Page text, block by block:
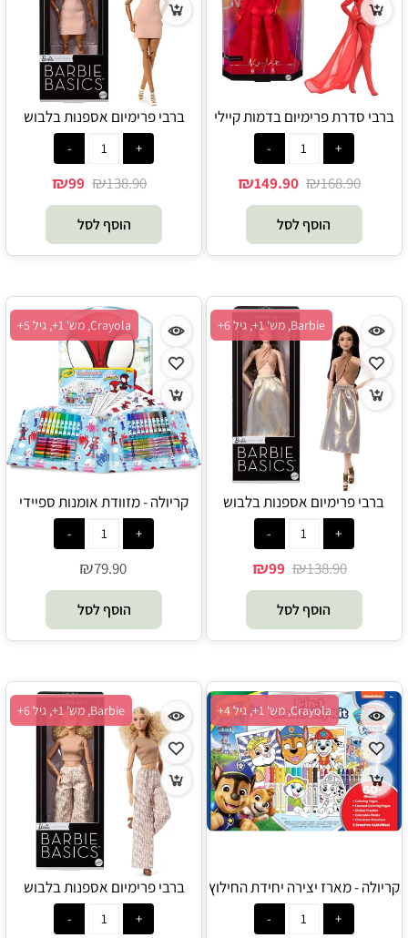
ברבי סדרת פרימיום בדמות קיילי
מינוג - Barbie
₪168.90
₪149.90
הוסף לסל
ברבי פרימיום אספנות בלבוש
אופנתי מבנה פטיט - Barbie
₪138.90
₪99
הוסף לסל
Barbie, מש' 1+, גיל 6+
ברבי פרימיום אספנות בלבוש
אופנתי ברונטית - Barbie
₪138.90
₪99
הוסף לסל
Crayola, מש' 1+, גיל 5+
קריולה - מזוודת אומנות ספיידי
וחבריו המופלאים - Crayola
₪79.90
הוסף לסל
Crayola, מש' 1+, גיל 4+
קריולה - מארז יצירה יחידת החילוץ
כולל טושים רחיצים דפי צביעה
ומדבקות - Crayola
Barbie, מש' 1+, גיל 6+
ברבי פרימיום אספנות בלבוש
אופנתי בלונדינית - Barbie